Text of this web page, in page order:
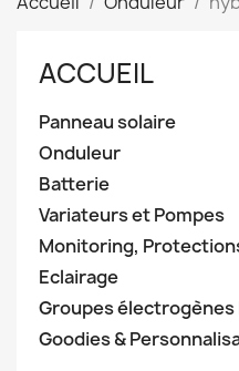
ACCUEIL
Panneau solaire
Onduleur
Batterie
Variateurs et Pompes
Monitoring,
Eclairage
Groupes électrogènes
Goodies &